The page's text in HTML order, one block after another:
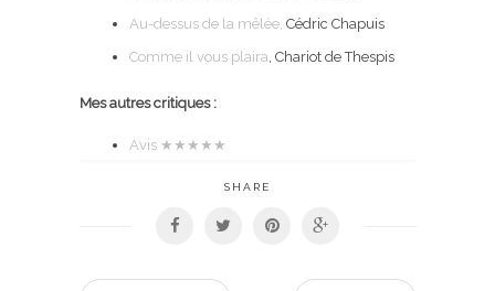
Au-dessus de la mêlée, Cédric Chapuis
Comme il vous plaira , Chariot de Thespis
Mes autres critiques :
Avis ★★★ ★★
SHARE